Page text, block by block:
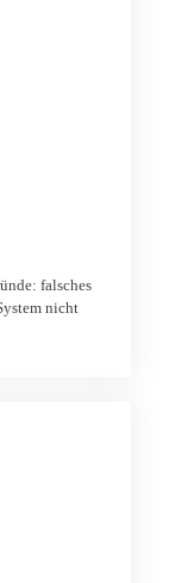
falsches
nicht